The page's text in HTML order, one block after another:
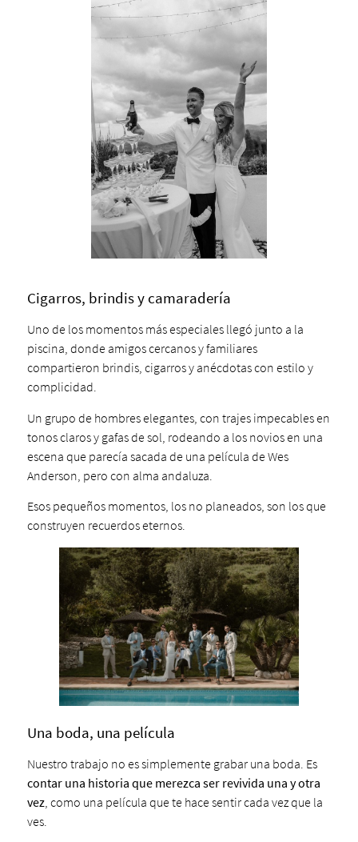
Cigarros, brindis y camaradería
Uno de los momentos más especiales llegó junto a la
piscina, donde amigos cercanos y familiares
compartieron brindis, cigarros y anécdotas con estilo y
complicidad.
Un grupo de hombres elegantes, con trajes impecables en
tonos claros y gafas de sol, rodeando a los novios en una
escena que parecía sacada de una película de Wes
Anderson, pero con alma andaluza.
Esos pequeños momentos, los no planeados, son los que
construyen recuerdos eternos.
Una boda, una película
Nuestro trabajo no es simplemente grabar una boda. Es
contar una historia que merezca ser revivida una y otra
vez, como una película que te hace sentir cada vez que la
ves.